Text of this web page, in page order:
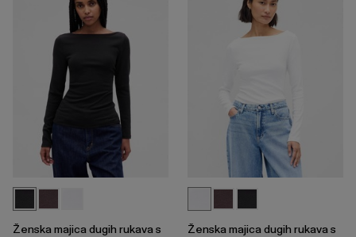
Ženska majica dugih rukava s
Ženska majica dugih rukava s